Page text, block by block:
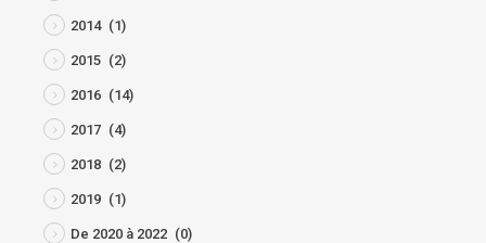
2014 (1)
2015 (2)
2016 (14)
2017 (4)
2018 (2)
2019 (1)
De 2020 à 2022 (0)